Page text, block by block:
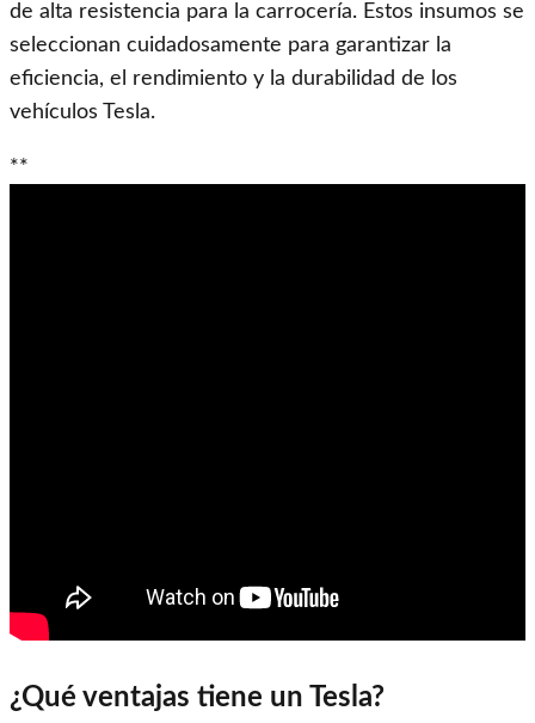
de alta resistencia para la carrocería. Estos insumos se
seleccionan cuidadosamente para garantizar la
eficiencia, el rendimiento y la durabilidad de los
vehículos Tesla.
**
¿Qué ventajas tiene un Tesla?